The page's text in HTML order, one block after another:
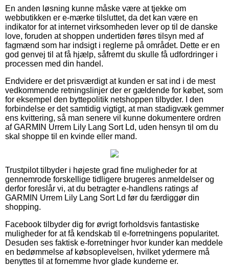
En anden løsning kunne måske være at tjekke om
webbutikken er e-mærke tilsluttet, da det kan være en
indikator for at internet virksomheden lever op til de danske
love, foruden at shoppen undertiden føres tilsyn med af
fagmænd som har indsigt i reglerne på området. Dette er en
god genvej til at få hjælp, såfremt du skulle få udfordringer i
processen med din handel.
Endvidere er det prisværdigt at kunden er sat ind i de mest
vedkommende retningslinjer der er gældende for købet, som
for eksempel den byttepolitik netshoppen tilbyder. I den
forbindelse er det samtidig vigtigt, at man stadigvæk gemmer
ens kvittering, så man senere vil kunne dokumentere ordren
af GARMIN Urrem Lily Lang Sort Ld, uden hensyn til om du
skal shoppe til en kvinde eller mand.
Trustpilot tilbyder i højeste grad fine muligheder for at
gennemrode forskellige tidligere brugeres anmeldelser og
derfor foreslår vi, at du betragter e-handlens ratings af
GARMIN Urrem Lily Lang Sort Ld før du færdiggør din
shopping.
Facebook tilbyder dig for øvrigt forholdsvis fantastiske
muligheder for at få kendskab til e-forretningens popularitet.
Desuden ses faktisk e-forretninger hvor kunder kan meddele
en bedømmelse af købsoplevelsen, hvilket ydermere må
benyttes til at fornemme hvor glade kunderne er.